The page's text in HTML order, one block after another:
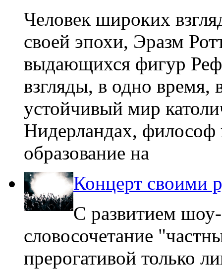
Человек широких
своей эпохи, Эразм
выдающихся фигур
взгляды, в одно
устойчивый мир
Нидерландах, философ
образование на
Концерт своими
С развитием
словосочетание
прерогативой только